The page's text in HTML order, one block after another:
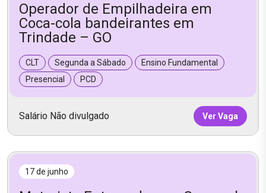
Operador de Empilhadeira em
Coca-cola bandeirantes em
Trindade – GO
CLT Segunda a Sábado
Ensino Fundamental
Presencial
PCD
Salário Não divulgado Ver Vaga
17 de junho